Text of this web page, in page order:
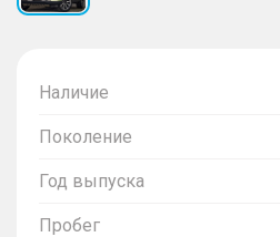
Наличие
Поколение
Год выпуска
Пробег